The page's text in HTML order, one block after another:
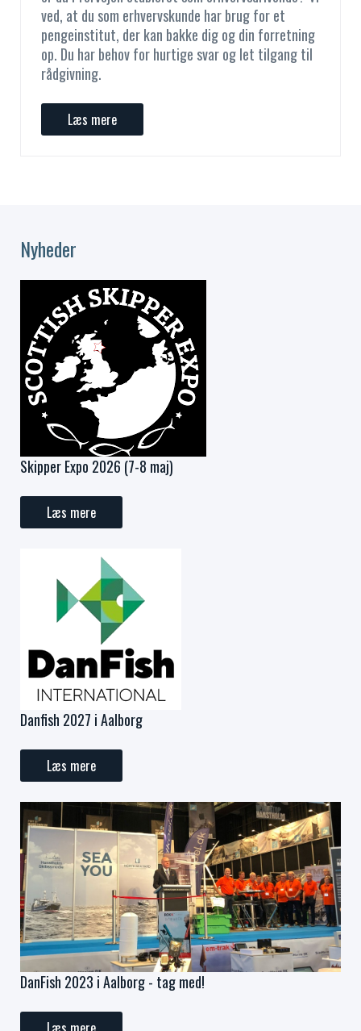
ved, at du som erhvervskunde har brug for et
pengeinstitut, der kan bakke dig og din forretning
op. Du har behov for hurtige svar og let tilgang til
rådgivning.
Læs mere
Nyheder
Skipper Expo 2026 (7-8 maj)
Læs mere
Danfish 2027 i Aalborg
Læs mere
DanFish 2023 i Aalborg - tag med!